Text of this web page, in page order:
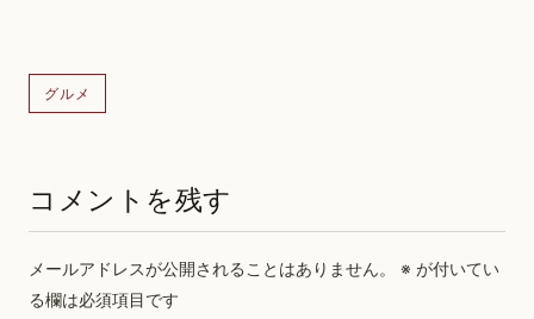
グルメ
コメントを残す
メールアドレスが公開されることはありません。 ※ が付いてい
る欄は必須項目です